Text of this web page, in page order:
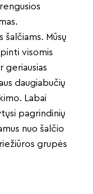
šalčiams. Mūsų
visomis
geriausias
daugiabučių
Labai
pagrindinių
nuo šalčio
grupės